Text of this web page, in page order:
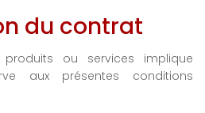
du contrat
ou services implique
aux présentes conditions